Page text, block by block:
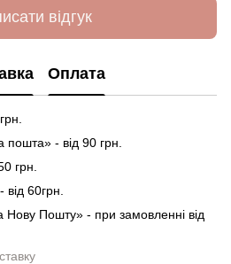
відгук
Оплата
пошта» - від 90 грн.
грн.
60грн.
Нову Пошту» - при замовленні від